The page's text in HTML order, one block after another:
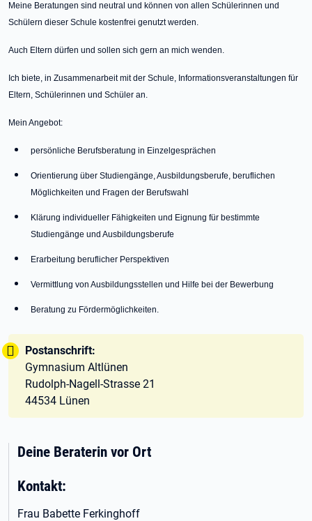
Meine Beratungen sind neutral und können von allen Schülerinnen und
Schülern dieser Schule kostenfrei genutzt werden.
Auch Eltern dürfen und sollen sich gern an mich wenden.
Ich biete, in Zusammenarbeit mit der Schule, Informationsveranstaltungen für
Eltern, Schülerinnen und Schüler an.
Mein Angebot:
persönliche Berufsberatung in Einzelgesprächen
Orientierung über Studiengänge, Ausbildungsberufe, beruflichen
Möglichkeiten und Fragen der Berufswahl
Klärung individueller Fähigkeiten und Eignung für bestimmte
Studiengänge und Ausbildungsberufe
Erarbeitung beruflicher Perspektiven
Vermittlung von Ausbildungsstellen und Hilfe bei der Bewerbung
Beratung zu Fördermöglichkeiten.
Tipp:
Postanschrift:
Gymnasium Altlünen
Rudolph-Nagell-Strasse 21
44534 Lünen
Deine Beraterin vor Ort
Kontakt:
Frau Babette Ferkinghoff